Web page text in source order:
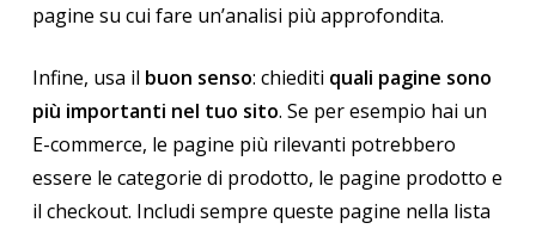
pagine su cui fare un’analisi più approfondita.
Infine, usa il buon senso: chiediti quali pagine sono
più importanti nel tuo sito. Se per esempio hai un
E-commerce, le pagine più rilevanti potrebbero
essere le categorie di prodotto, le pagine prodotto e
il checkout. Includi sempre queste pagine nella lista